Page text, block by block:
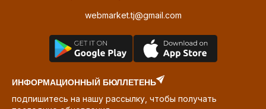
webmarket.tj@gmail.com
ИНФОРМАЦИОННЫЙ БЮЛЛЕТЕНЬ
подпишитесь на нашу рассылку, чтобы получать